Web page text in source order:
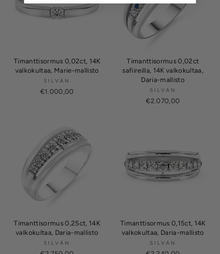
Timanttisormus 0,02ct, 14K
valkokultaa, Marie-mallisto
SILVÁN
€1.000,00
Timanttisormus 0,02ct
safiireilla, 14K valkokultaa,
Daria-mallisto
SILVÁN
€2.070,00
Timanttisormus 0,25ct, 14K
valkokultaa, Daria-mallisto
SILVÁN
Timanttisormus 0,15ct, 14K
valkokultaa, Daria-mallisto
SILVÁN